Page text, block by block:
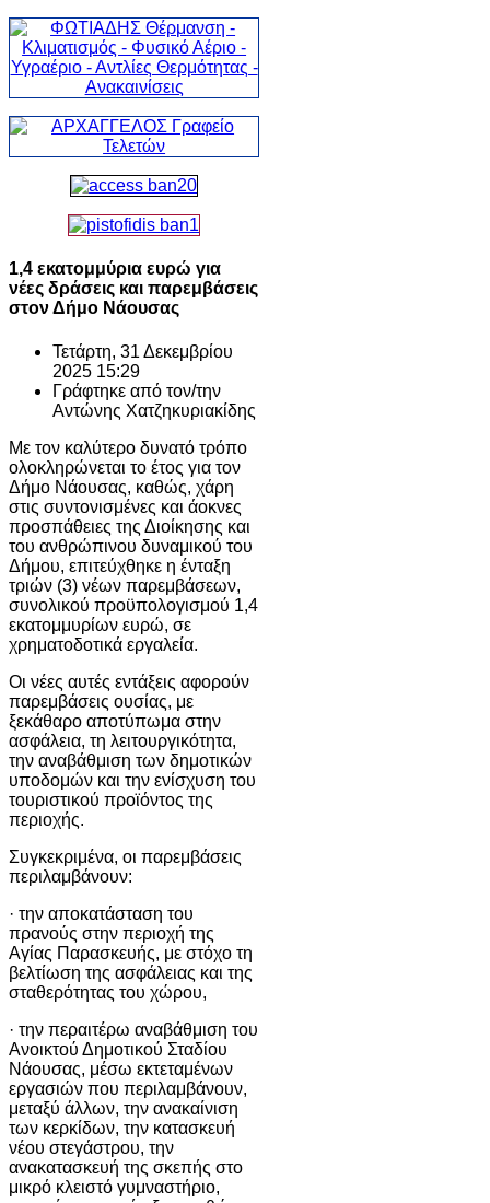
1,4 εκατομμύρια ευρώ για
νέες δράσεις και παρεμβάσεις
στον Δήμο Νάουσας
Τετάρτη, 31 Δεκεμβρίου
2025 15:29
Γράφτηκε από τον/την
Αντώνης Χατζηκυριακίδης
Με τον καλύτερο δυνατό τρόπο
ολοκληρώνεται το έτος για τον
Δήμο Νάουσας, καθώς, χάρη
στις συντονισμένες και άοκνες
προσπάθειες της Διοίκησης και
του ανθρώπινου δυναμικού του
Δήμου, επιτεύχθηκε η ένταξη
τριών (3) νέων παρεμβάσεων,
συνολικού προϋπολογισμού 1,4
εκατομμυρίων ευρώ, σε
χρηματοδοτικά εργαλεία.
Οι νέες αυτές εντάξεις αφορούν
παρεμβάσεις ουσίας, με
ξεκάθαρο αποτύπωμα στην
ασφάλεια, τη λειτουργικότητα,
την αναβάθμιση των δημοτικών
υποδομών και την ενίσχυση του
τουριστικού προϊόντος της
περιοχής.
Συγκεκριμένα, οι παρεμβάσεις
περιλαμβάνουν:
· την αποκατάσταση του
πρανούς στην περιοχή της
Αγίας Παρασκευής, με στόχο τη
βελτίωση της ασφάλειας και της
σταθερότητας του χώρου,
· την περαιτέρω αναβάθμιση του
Ανοικτού Δημοτικού Σταδίου
Νάουσας, μέσω εκτεταμένων
εργασιών που περιλαμβάνουν,
μεταξύ άλλων, την ανακαίνιση
των κερκίδων, την κατασκευή
νέου στεγάστρου, την
ανακατασκευή της σκεπής στο
μικρό κλειστό γυμναστήριο,